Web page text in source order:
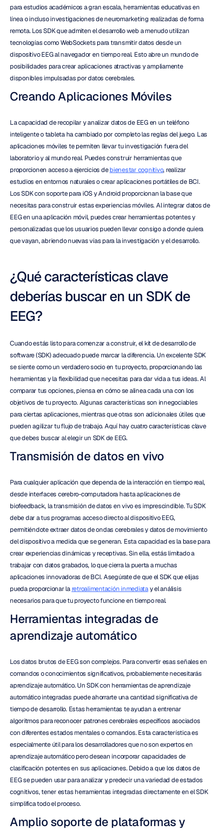
para estudios académicos a gran escala, herramientas educativas en
línea o incluso investigaciones de neuromarketing realizadas de forma
remota. Los SDK que admiten el desarrollo web a menudo utilizan
tecnologías como WebSockets para transmitir datos desde un
dispositivo EEG al navegador en tiempo real. Esto abre un mundo de
posibilidades para crear aplicaciones atractivas y ampliamente
disponibles impulsadas por datos cerebrales.
Creando Aplicaciones Móviles
La capacidad de recopilar y analizar datos de EEG en un teléfono
inteligente o tableta ha cambiado por completo las reglas del juego. Las
aplicaciones móviles te permiten llevar tu investigación fuera del
laboratorio y al mundo real. Puedes construir herramientas que
proporcionen acceso a ejercicios de bienestar cognitivo, realizar
estudios en entornos naturales o crear aplicaciones portátiles de BCI.
Los SDK con soporte para iOS y Android proporcionan la base que
necesitas para construir estas experiencias móviles. Al integrar datos de
EEG en una aplicación móvil, puedes crear herramientas potentes y
personalizadas que los usuarios pueden llevar consigo a donde quiera
que vayan, abriendo nuevas vías para la investigación y el desarrollo.
¿Qué características clave
deberías buscar en un SDK de
EEG?
Cuando estás listo para comenzar a construir, el kit de desarrollo de
software (SDK) adecuado puede marcar la diferencia. Un excelente SDK
se siente como un verdadero socio en tu proyecto, proporcionando las
herramientas y la flexibilidad que necesitas para dar vida a tus ideas. Al
comparar tus opciones, piensa en cómo se alinea cada una con los
objetivos de tu proyecto. Algunas características son innegociables
para ciertas aplicaciones, mientras que otras son adicionales útiles que
pueden agilizar tu flujo de trabajo. Aquí hay cuatro características clave
que debes buscar al elegir un SDK de EEG.
Transmisión de datos en vivo
Para cualquier aplicación que dependa de la interacción en tiempo real,
desde interfaces cerebro-computadora hasta aplicaciones de
biofeedback, la transmisión de datos en vivo es imprescindible. Tu SDK
debe dar a tus programas acceso directo al dispositivo EEG,
permitiéndote extraer datos de ondas cerebrales y datos de movimiento
del dispositivo a medida que se generan. Esta capacidad es la base para
crear experiencias dinámicas y receptivas. Sin ella, estás limitado a
trabajar con datos grabados, lo que cierra la puerta a muchas
aplicaciones innovadoras de BCI. Asegúrate de que el SDK que elijas
pueda proporcionar la retroalimentación inmediata y el análisis
necesarios para que tu proyecto funcione en tiempo real.
Herramientas integradas de
aprendizaje automático
Los datos brutos de EEG son complejos. Para convertir esas señales en
comandos o conocimientos significativos, probablemente necesitarás
aprendizaje automático. Un SDK con herramientas de aprendizaje
automático integradas puede ahorrarte una cantidad significativa de
tiempo de desarrollo. Estas herramientas te ayudan a entrenar
algoritmos para reconocer patrones cerebrales específicos asociados
con diferentes estados mentales o comandos. Esta característica es
especialmente útil para los desarrolladores que no son expertos en
aprendizaje automático pero desean incorporar capacidades de
clasificación potentes en sus aplicaciones. Debido a que los datos de
EEG se pueden usar para analizar y predecir una variedad de estados
cognitivos, tener estas herramientas integradas directamente en el SDK
simplifica todo el proceso.
Amplio soporte de plataformas y